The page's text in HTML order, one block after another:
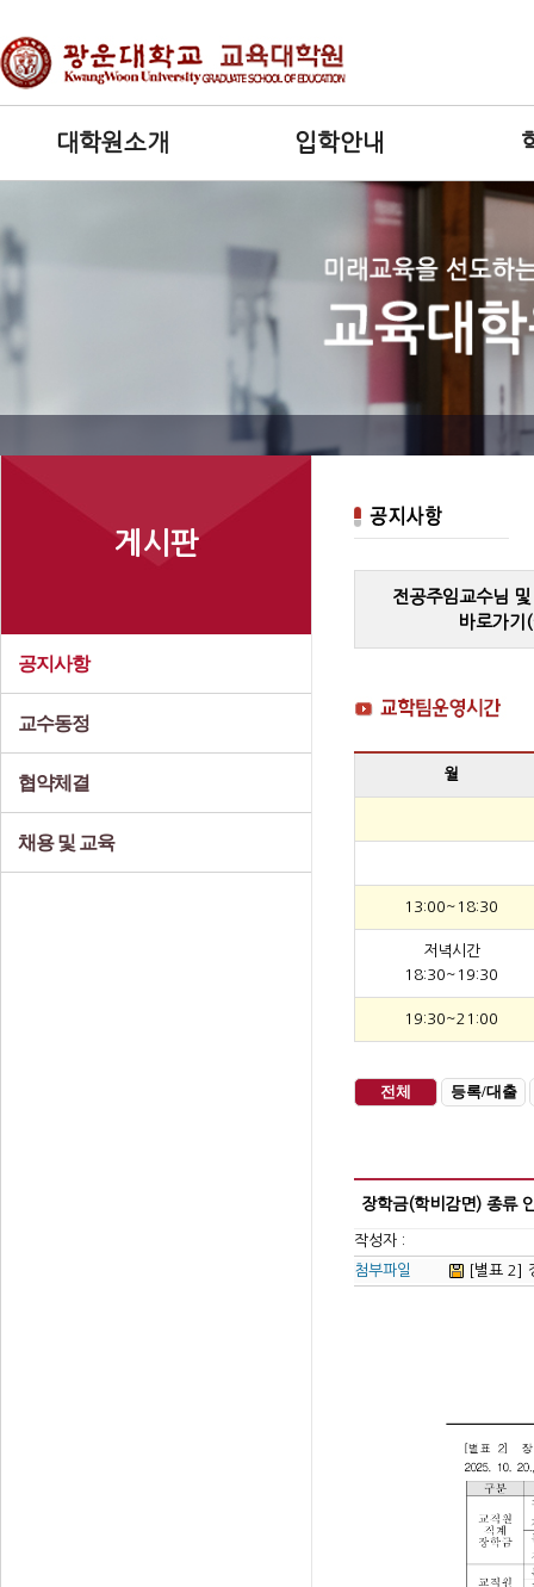
대학원소개 입학안내
게시판
공지사항
교수동정
협약체결
채용 및 교육
전공주임교수님
바로가기
월
13:00~18:30
저녁시간
18:30~19:30
19:30~21:00
전체 등록/대출
장학금(학비감면) 종류
작성자 :
첨부파일
[별표 2]